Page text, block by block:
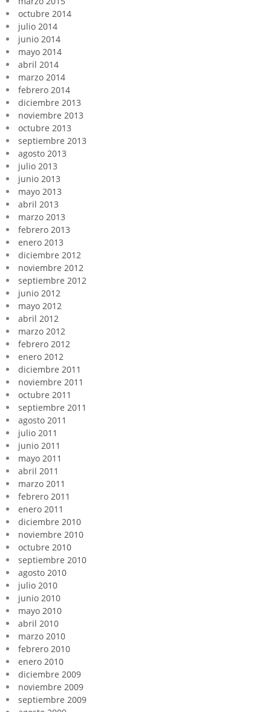
octubre 2014
julio 2014
junio 2014
mayo 2014
abril 2014
marzo 2014
febrero 2014
diciembre 2013
noviembre 2013
octubre 2013
septiembre 2013
agosto 2013
julio 2013
junio 2013
mayo 2013
abril 2013
marzo 2013
febrero 2013
enero 2013
diciembre 2012
noviembre 2012
septiembre 2012
junio 2012
mayo 2012
abril 2012
marzo 2012
febrero 2012
enero 2012
diciembre 2011
noviembre 2011
octubre 2011
septiembre 2011
agosto 2011
julio 2011
junio 2011
mayo 2011
abril 2011
marzo 2011
febrero 2011
enero 2011
diciembre 2010
noviembre 2010
octubre 2010
septiembre 2010
agosto 2010
julio 2010
junio 2010
mayo 2010
abril 2010
marzo 2010
febrero 2010
enero 2010
diciembre 2009
noviembre 2009
septiembre 2009